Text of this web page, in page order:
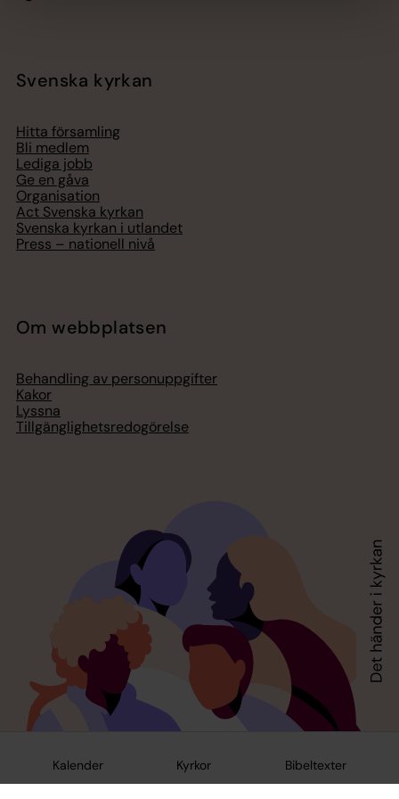
Kalender Kyrkor Bibeltexter
Svenska kyrkan
Hitta församling
Bli medlem
Lediga jobb
Ge en gåva
Organisation
Act Svenska kyrkan
Svenska kyrkan i utlandet
Press – nationell nivå
Om webbplatsen
Behandling av personuppgifter
Kakor
Lyssna
Tillgänglighetsredogörelse